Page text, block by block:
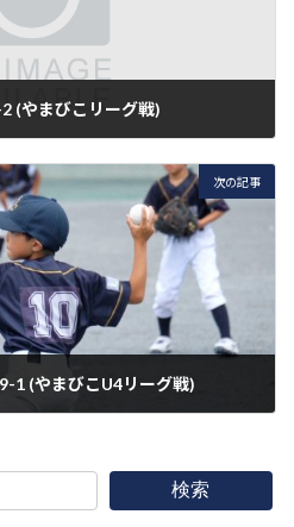
(やまびこリーグ戦)
次の記事
1 (やまびこU4リーグ戦)
検索